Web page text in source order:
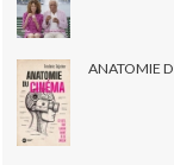
ANATOMIE